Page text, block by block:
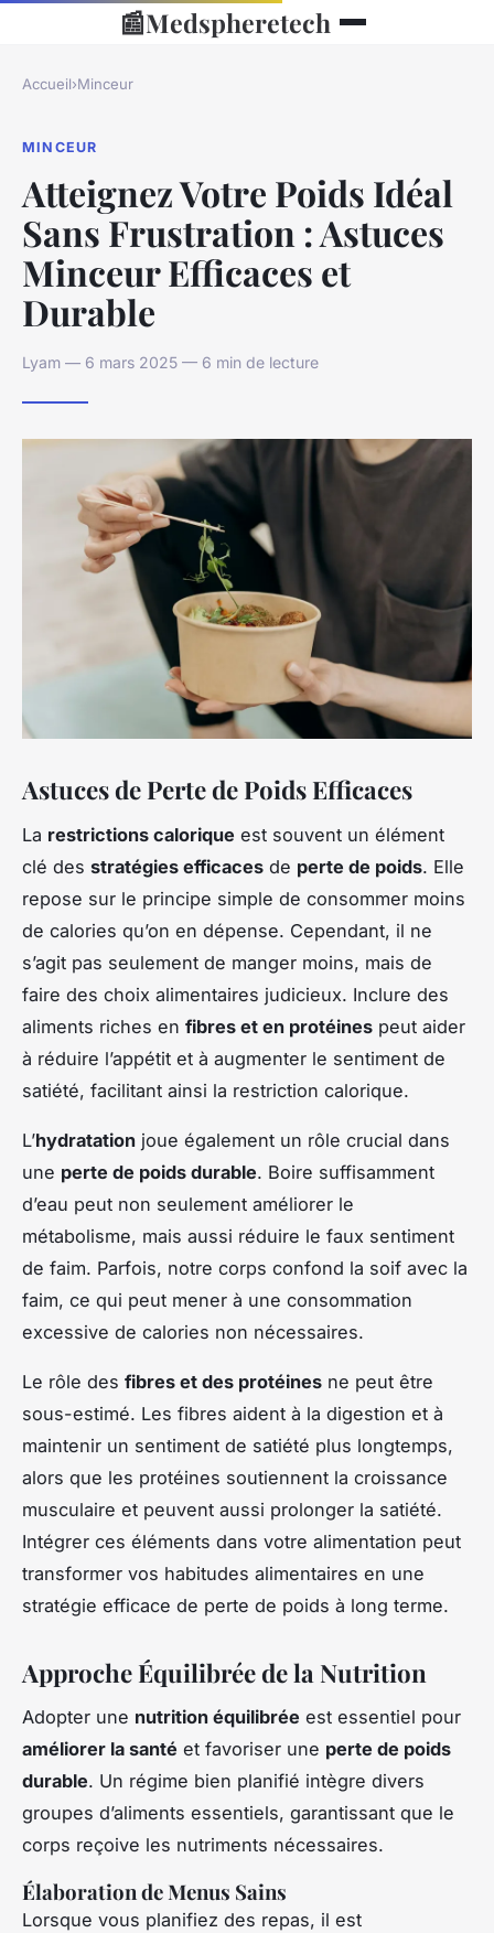
📰Medspheretech
Accueil›Minceur
MINCEUR
Atteignez Votre Poids Idéal
Sans Frustration : Astuces
Minceur Efficaces et
Durable
Lyam — 6 mars 2025 — 6 min de lecture
Astuces de Perte de Poids Efficaces
La restrictions calorique est souvent un élément
clé des stratégies efficaces de perte de poids. Elle
repose sur le principe simple de consommer moins
de calories qu’on en dépense. Cependant, il ne
s’agit pas seulement de manger moins, mais de
faire des choix alimentaires judicieux. Inclure des
aliments riches en fibres et en protéines peut aider
à réduire l’appétit et à augmenter le sentiment de
satiété, facilitant ainsi la restriction calorique.
L’hydratation joue également un rôle crucial dans
une perte de poids durable. Boire suffisamment
d’eau peut non seulement améliorer le
métabolisme, mais aussi réduire le faux sentiment
de faim. Parfois, notre corps confond la soif avec la
faim, ce qui peut mener à une consommation
excessive de calories non nécessaires.
Le rôle des fibres et des protéines ne peut être
sous-estimé. Les fibres aident à la digestion et à
maintenir un sentiment de satiété plus longtemps,
alors que les protéines soutiennent la croissance
musculaire et peuvent aussi prolonger la satiété.
Intégrer ces éléments dans votre alimentation peut
transformer vos habitudes alimentaires en une
stratégie efficace de perte de poids à long terme.
Approche Équilibrée de la Nutrition
Adopter une nutrition équilibrée est essentiel pour
améliorer la santé et favoriser une perte de poids
durable. Un régime bien planifié intègre divers
groupes d’aliments essentiels, garantissant que le
corps reçoive les nutriments nécessaires.
Élaboration de Menus Sains
Lorsque vous planifiez des repas, il est